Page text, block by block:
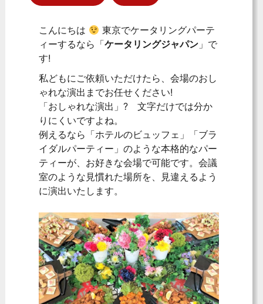
こんにちは
東京でケータリングパーテ
ィーするなら「ケータリングジャパン 」で
す!
私どもにご依頼いただけたら、会場のおし
ゃれな演出までお任せください!
「おしゃれな演出」? 文字だけでは分か
りにくいですよね。
例えるなら「ホテルのビュッフェ」「ブラ
イダルパーティー」のような本格的なパー
ティーが、お好きな会場で可能です。会議
室のような見慣れた場所を、見違えるよう
に演出いたします。